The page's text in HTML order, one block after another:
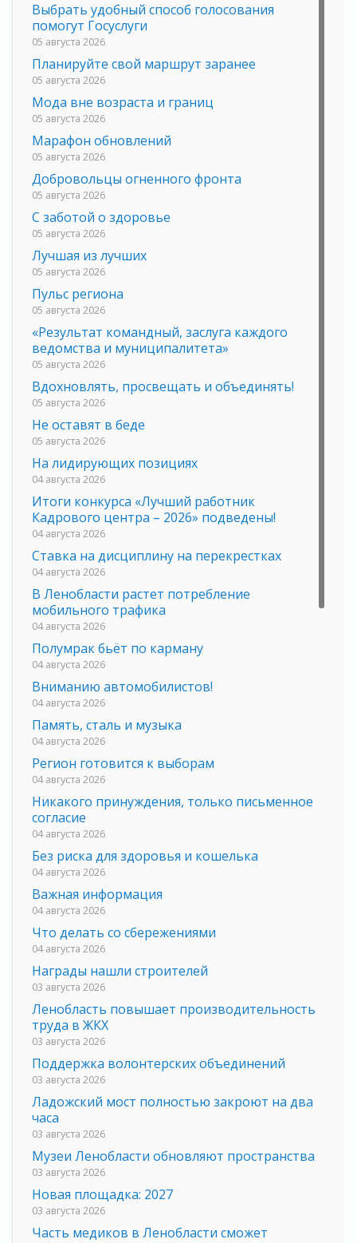
Выбрать удобный способ голосования
помогут Госуслуги
05 августа 2026
Планируйте свой маршрут заранее
05 августа 2026
Мода вне возраста и границ
05 августа 2026
Марафон обновлений
05 августа 2026
Добровольцы огненного фронта
05 августа 2026
С заботой о здоровье
05 августа 2026
Лучшая из лучших
05 августа 2026
Пульс региона
05 августа 2026
«Результат командный, заслуга каждого
ведомства и муниципалитета»
05 августа 2026
Вдохновлять, просвещать и объединять!
05 августа 2026
Не оставят в беде
05 августа 2026
На лидирующих позициях
04 августа 2026
Итоги конкурса «Лучший работник
Кадрового центра – 2026» подведены!
04 августа 2026
Ставка на дисциплину на перекрестках
04 августа 2026
В Ленобласти растет потребление
мобильного трафика
04 августа 2026
Полумрак бьёт по карману
04 августа 2026
Вниманию автомобилистов!
04 августа 2026
Память, сталь и музыка
04 августа 2026
Регион готовится к выборам
04 августа 2026
Никакого принуждения, только письменное
согласие
04 августа 2026
Без риска для здоровья и кошелька
04 августа 2026
Важная информация
04 августа 2026
Что делать со сбережениями
04 августа 2026
Награды нашли строителей
03 августа 2026
Ленобласть повышает производительность
труда в ЖКХ
03 августа 2026
Поддержка волонтерских объединений
03 августа 2026
Ладожский мост полностью закроют на два
часа
03 августа 2026
Музеи Ленобласти обновляют пространства
03 августа 2026
Новая площадка: 2027
03 августа 2026
Часть медиков в Ленобласти сможет